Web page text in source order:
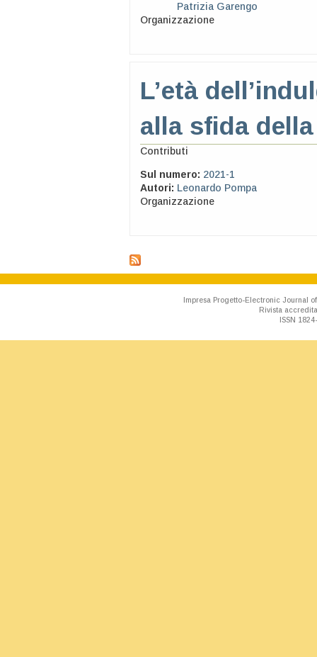
Patrizia Garengo
Organizzazione
L’età
alla sfida
Contributi
Sul numero: 2021-1
Autori: Leonardo Pompa
Organizzazione
Impresa Progetto-Electronic Journal
Rivista
ISSN